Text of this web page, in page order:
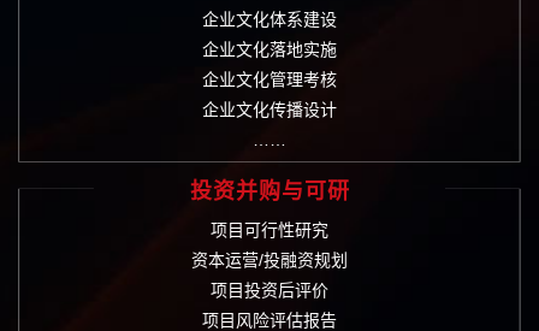
企业文化体系建设
企业文化落地实施
企业文化管理考核
企业文化传播设计
投资并购与可研
项目可行性研究
资本运营/投融资规划
项目投资后评价
项目风险评估报告